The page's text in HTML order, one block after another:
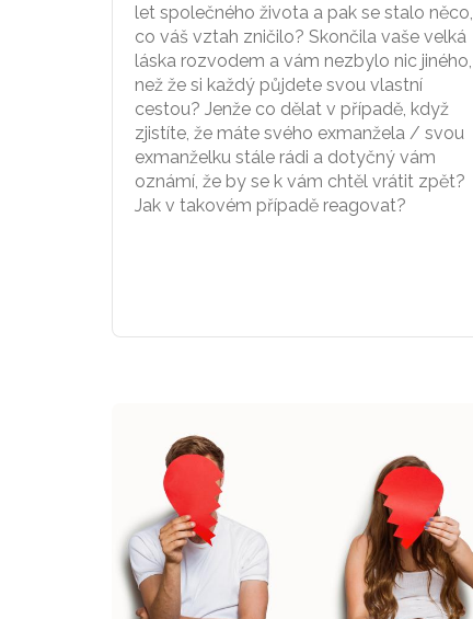
let společného života a pak se stalo něco,
co váš vztah zničilo? Skončila vaše velká
láska rozvodem a vám nezbylo nic jiného,
než že si každý půjdete svou vlastní
cestou? Jenže co dělat v případě, když
zjistíte, že máte svého exmanžela / svou
exmanželku stále rádi a dotyčný vám
oznámí, že by se k vám chtěl vrátit zpět?
Jak v takovém případě reagovat?